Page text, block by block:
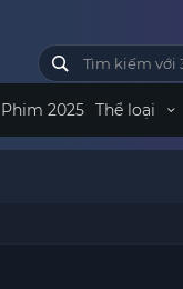
Phim 2025 Thể loại